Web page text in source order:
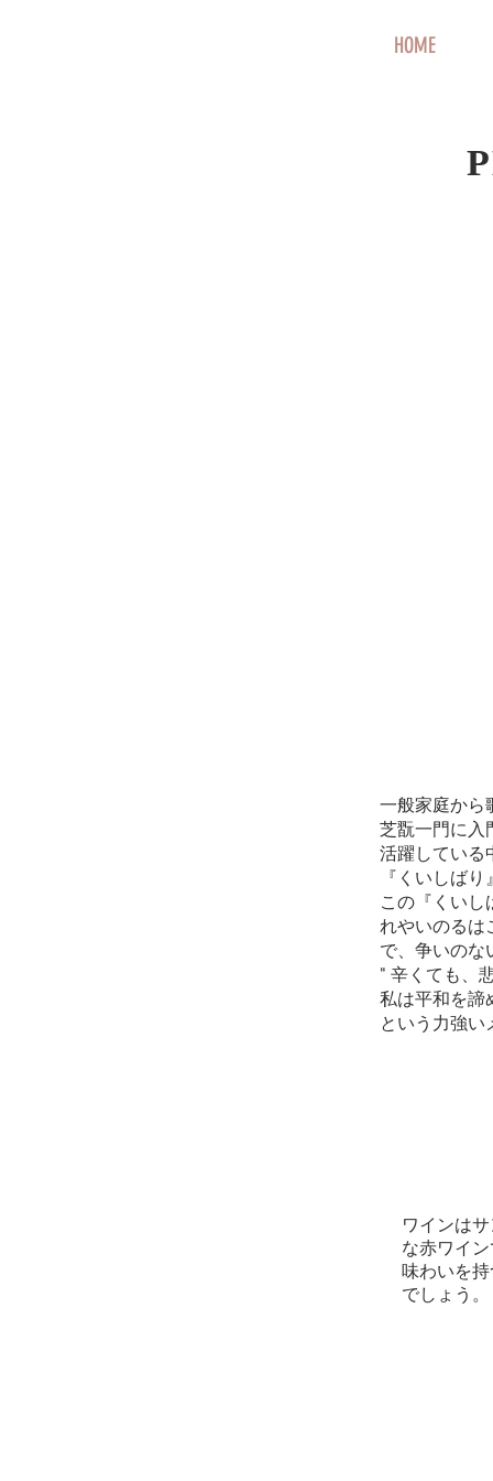
HOME
一般家庭から
芝翫一門に入
活躍している
『くいしば
この『くいし
れやいのるは
で、争いのな
" 辛くても、
私は平和を諦
という力強い
ワインは
な赤ワイ
味わいを
でしょう。